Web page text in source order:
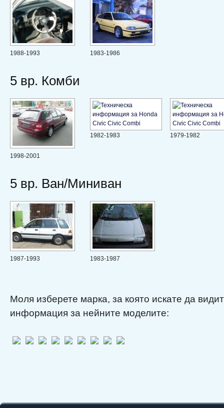
1988-1993 1983-1986
5 вр. Комби
1998-2001
1982-1983 1979-1982
5 вр. Ван/Миниван
1987-1993 1983-1987
Моля изберете марка, за която искате да
информация за нейните моделите: